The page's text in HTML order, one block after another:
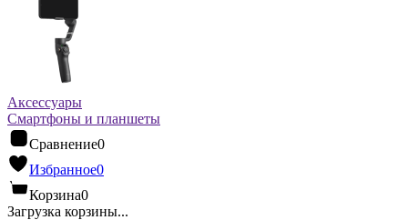
Аксессуары
Смартфоны и планшеты
Сравнение0
Избранное0
Корзина0
Загрузка корзины...